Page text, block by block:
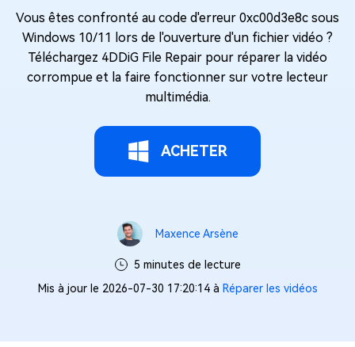
Vous êtes confronté au code d'erreur 0xc00d3e8c sous
Windows 10/11 lors de l'ouverture d'un fichier vidéo ?
Téléchargez 4DDiG File Repair pour réparer la vidéo
corrompue et la faire fonctionner sur votre lecteur
multimédia.
ACHETER
Maxence Arsène
5 minutes de lecture
Mis à jour le 2026-07-30 17:20:14 à Réparer les vidéos